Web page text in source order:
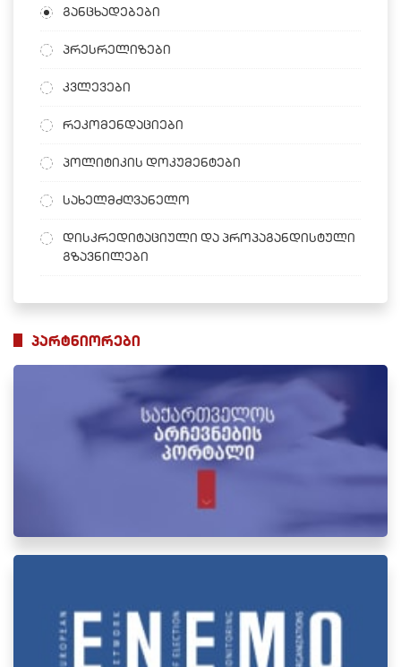
განცხადებები
პრესრელიზები
კვლევები
რეკომენდაციები
პოლიტიკის დოკუმენტები
სახელმძღვანელო
დისკრედიტაციული და პროპაგანდისტული
გზავნილები
პარტნიორები